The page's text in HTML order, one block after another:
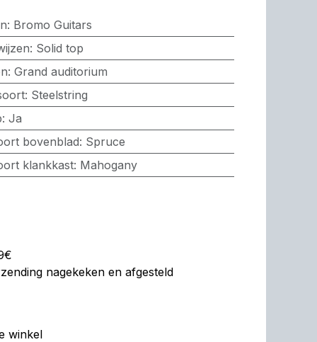
: Bromo Guitars
: Solid top
: Grand auditorium
: Steelstring
: Ja
bovenblad: Spruce
klankkast: Mahogany
nagekeken en afgesteld
winkel